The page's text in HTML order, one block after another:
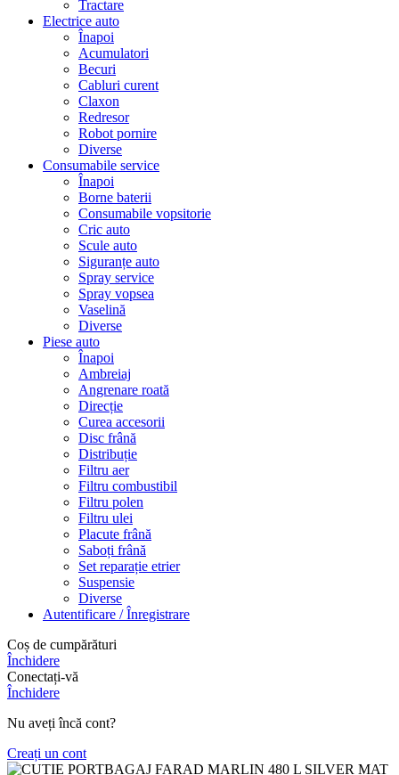
Tractare
Electrice auto
Înapoi
Acumulatori
Becuri
Cabluri curent
Claxon
Redresor
Robot pornire
Diverse
Consumabile service
Înapoi
Borne baterii
Consumabile vopsitorie
Cric auto
Scule auto
Siguranțe auto
Spray service
Spray vopsea
Vaselină
Diverse
Piese auto
Înapoi
Ambreiaj
Angrenare roată
Direcție
Curea accesorii
Disc frână
Distribuție
Filtru aer
Filtru combustibil
Filtru polen
Filtru ulei
Placute frână
Saboți frână
Set reparație etrier
Suspensie
Diverse
Autentificare / Înregistrare
Coș de cumpărături
Închidere
Conectați-vă
Închidere
Nu aveți încă cont?
Creați un cont